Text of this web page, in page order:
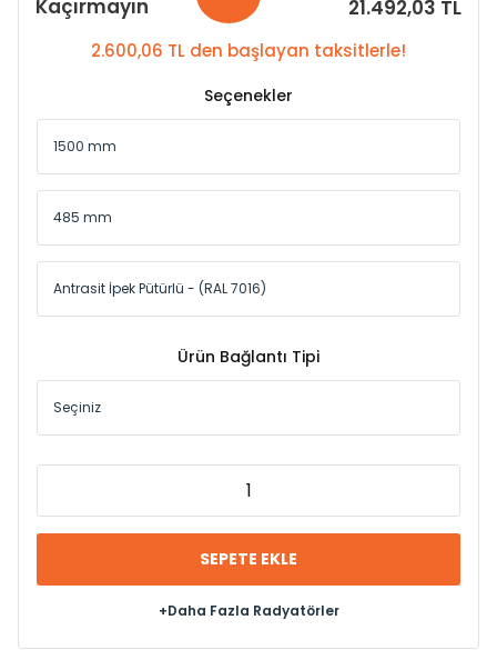
Kaçırmayın 21.492,03 TL
2.600,06 TL den başlayan taksitlerle!
Seçenekler
Ürün Bağlantı Tipi
SEPETE EKLE
+Daha Fazla Radyatörler